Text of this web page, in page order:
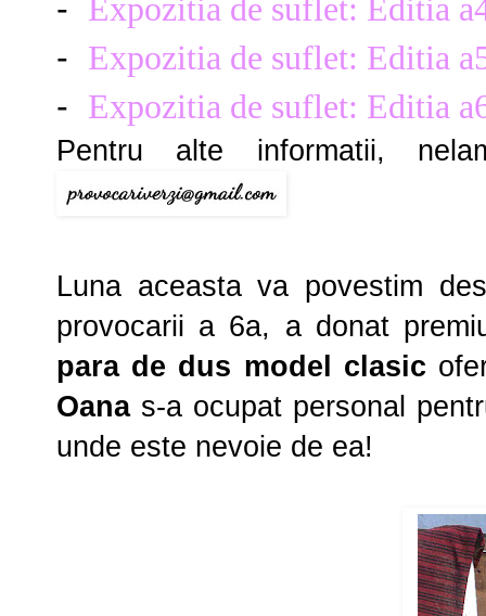
- Expozitia de suflet: Editia
- Expozitia de suflet: Editia
- Expozitia de suflet: Editia
Pentru alte informatii,
Luna aceasta va povestim
provocarii a 6a, a donat
para de dus model clasic
Oana s-a ocupat personal
unde este nevoie de ea!